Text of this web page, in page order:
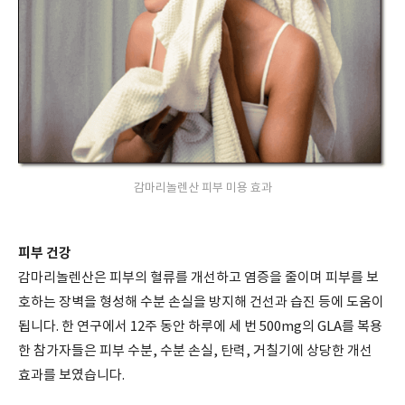
감마리놀렌산 피부 미용 효과
피부 건강
감마리놀렌산은 피부의 혈류를 개선하고 염증을 줄이며 피부를 보
호하는 장벽을 형성해 수분 손실을 방지해 건선과 습진 등에 도움이
됩니다. 한 연구에서 12주 동안 하루에 세 번 500mg의 GLA를 복용
한 참가자들은 피부 수분, 수분 손실, 탄력, 거칠기에 상당한 개선
효과를 보였습니다.